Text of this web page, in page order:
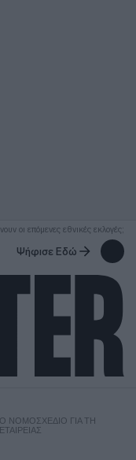
οι επόμενες εθνικές εκλογές;
Ψήφισε Εδώ
ΝΟΜΟΣΧΈΔΙΟ ΓΙΑ ΤΗ